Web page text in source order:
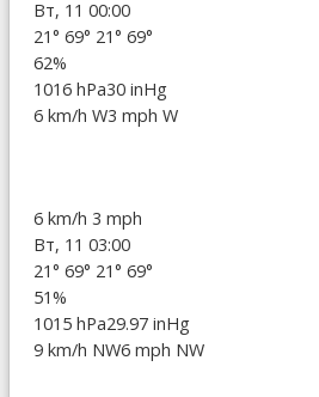
Вт, 11 00:00
21° 69° 21° 69°
62%
1016 hPa30 inHg
6 km/h W3 mph W
6 km/h 3 mph
Вт, 11 03:00
21° 69° 21° 69°
51%
1015 hPa29.97 inHg
9 km/h NW6 mph NW